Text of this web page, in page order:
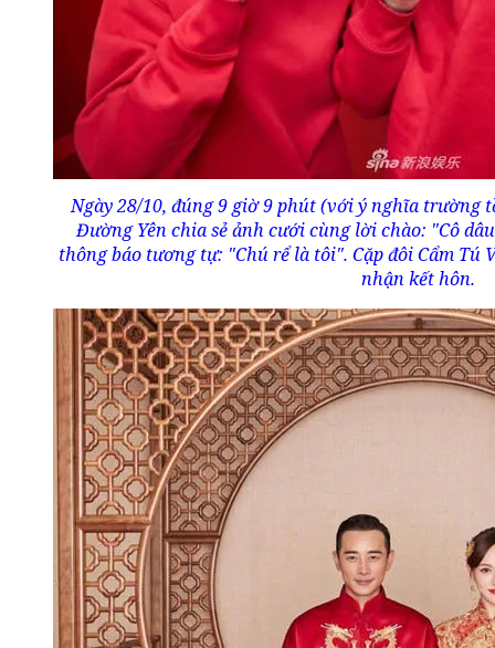
Ngày 28/10, đúng 9 giờ 9 phút (với ý nghĩa trường
Đường Yên chia sẻ ảnh cưới cùng lời chào: "Cô
thông báo tương tự: "Chú rể là tôi". Cặp đôi Cẩm Tú
nhận kết hôn.